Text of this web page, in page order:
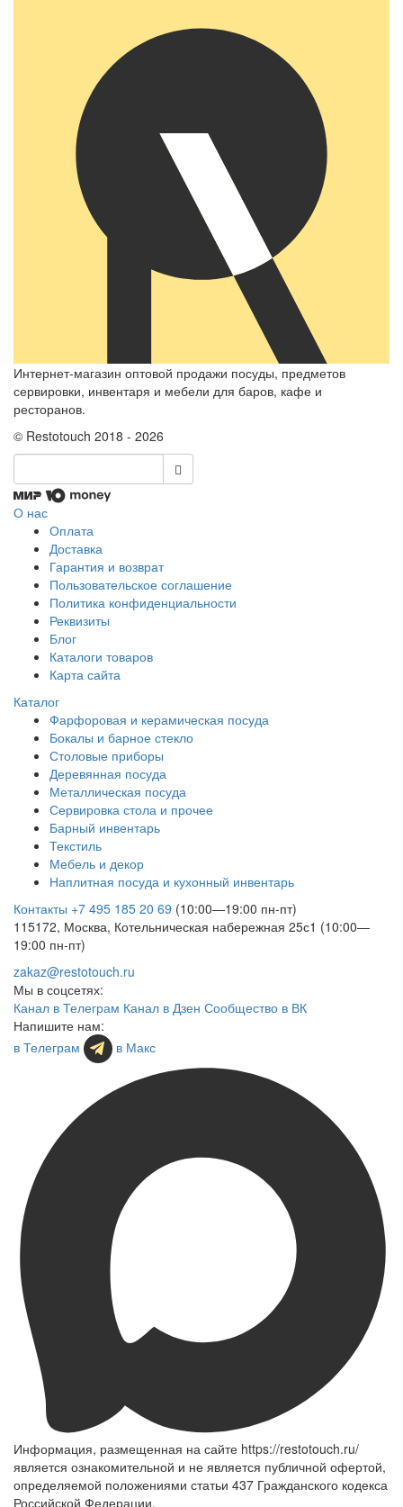
Интернет-магазин оптовой продажи посуды, предметов
сервировки, инвентаря и мебели для баров, кафе и
ресторанов.
© Restotouch 2018 - 2026
О нас
Оплата
Доставка
Гарантия и возврат
Пользовательское соглашение
Политика конфиденциальности
Реквизиты
Блог
Каталоги товаров
Карта сайта
Каталог
Фарфоровая и керамическая посуда
Бокалы и барное стекло
Столовые приборы
Деревянная посуда
Металлическая посуда
Сервировка стола и прочее
Барный инвентарь
Текстиль
Мебель и декор
Наплитная посуда и кухонный инвентарь
Контакты +7 495 185 20 69 (10:00—19:00 пн-пт)
115172, Москва, Котельническая набережная 25с1 (10:00—
19:00 пн-пт)
zakaz@restotouch.ru
Мы в соцсетях:
Канал в Телеграм Канал в Дзен Сообщество в ВК
Напишите нам:
в Телеграм
в Макс
Информация, размещенная на сайте https://restotouch.ru/
является ознакомительной и не является публичной офертой,
определяемой положениями статьи 437 Гражданского кодекса
Российской Федерации.